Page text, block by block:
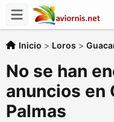
Inicio > Loros >
No se han
anuncios en
Palmas